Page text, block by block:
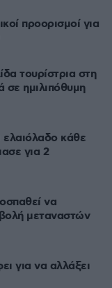
προορισμοί για
τουρίστρια στη
ημιλιπόθυμη
ελαιόλαδο κάθε
για 2
να
μεταναστών
για να αλλάξει